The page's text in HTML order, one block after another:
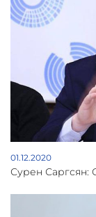
01.12.2020
Сурен